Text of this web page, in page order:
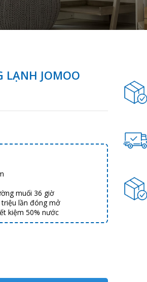
LẠNH JOMOO
muối 36 giờ
lần đóng mở
kiệm 50% nước